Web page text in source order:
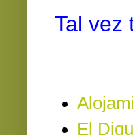
Tal vez
El